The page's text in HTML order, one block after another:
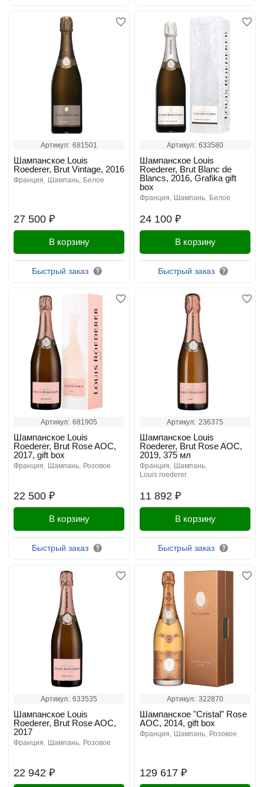
Артикул: 681501
27 500 ₽
Шампанское Louis
Roederer, Brut Vintage, 2016
франция шампань белое
В корзину
Быстрый заказ
Артикул: 633580
24 100 ₽
Шампанское Louis
Roederer, Brut Blanc de
Blancs, 2016, Grafika gift
box
франция шампань белое
В корзину
Быстрый заказ
Артикул: 681905
22 500 ₽
Шампанское Louis
Roederer, Brut Rose AOC,
2017, gift box
франция шампань розовое
В корзину
Быстрый заказ
Артикул: 236375
11 892 ₽
Шампанское Louis
Roederer, Brut Rose AOC,
2019, 375 мл
франция
шампань
louis roederer
В корзину
Быстрый заказ
Артикул: 633535
22 942 ₽
Шампанское Louis
Roederer, Brut Rose AOC,
2017
франция шампань розовое
Артикул: 322870
129 617 ₽
Шампанское "Cristal" Rose
AOC, 2014, gift box
франция шампань розовое